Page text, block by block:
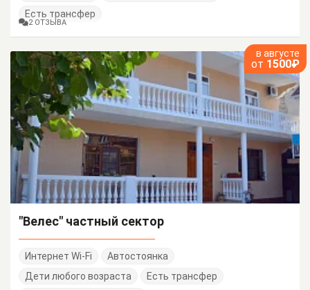
Есть трансфер
2 ОТЗЫВА
в августе
от 1500₽
"Велес" частный сектор
Интернет Wi-Fi
Автостоянка
Дети любого возраста
Есть трансфер